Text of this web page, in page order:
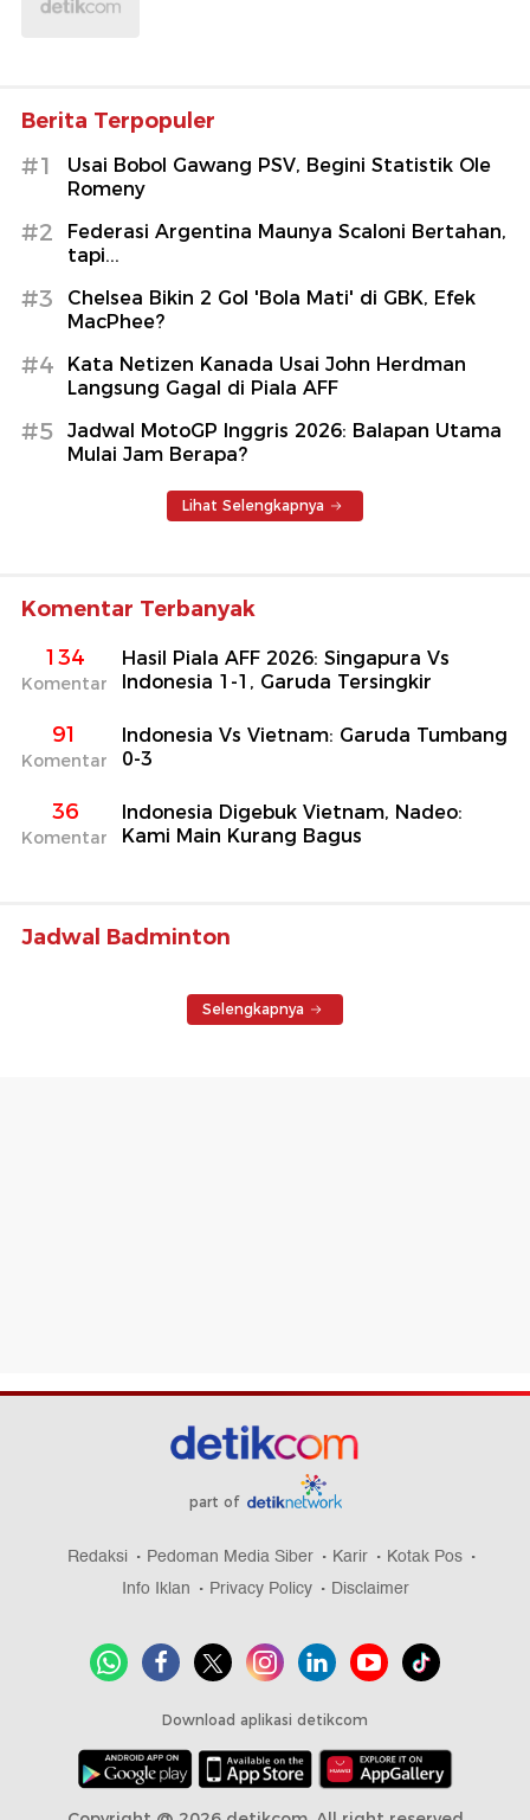
Berita Terpopuler
#1
Usai Bobol Gawang PSV, Begini Statistik Ole
Romeny
#2
Federasi Argentina Maunya Scaloni Bertahan,
tapi...
#3
Chelsea Bikin 2 Gol 'Bola Mati' di GBK, Efek
MacPhee?
#4
Kata Netizen Kanada Usai John Herdman
Langsung Gagal di Piala AFF
#5
Jadwal MotoGP Inggris 2026: Balapan Utama
Mulai Jam Berapa?
Lihat Selengkapnya
Komentar Terbanyak
134
Komentar
Hasil Piala AFF 2026: Singapura Vs
Indonesia 1-1, Garuda Tersingkir
91
Komentar
Indonesia Vs Vietnam: Garuda Tumbang
0-3
36
Komentar
Indonesia Digebuk Vietnam, Nadeo:
Kami Main Kurang Bagus
Jadwal Badminton
Selengkapnya
part of
Redaksi Pedoman Media Siber Karir
Kotak Pos
Info Iklan
Privacy Policy Disclaimer
Download aplikasi detikcom